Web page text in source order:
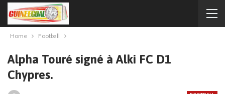
Home Football
Alpha Touré signé à Alki FC D1
Chypres.